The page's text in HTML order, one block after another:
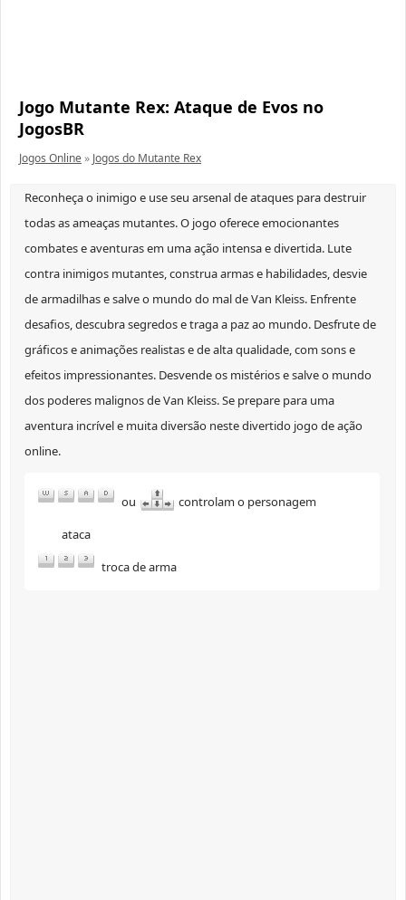
Jogo Mutante Rex: Ataque de Evos no
JogosBR
Jogos Online» Jogos do Mutante Rex
Reconheça o inimigo e use seu arsenal de ataques para destruir
todas as ameaças mutantes. O jogo oferece emocionantes
combates e aventuras em uma ação intensa e divertida. Lute
contra inimigos mutantes, construa armas e habilidades, desvie
de armadilhas e salve o mundo do mal de Van Kleiss. Enfrente
desafios, descubra segredos e traga a paz ao mundo. Desfrute de
gráficos e animações realistas e de alta qualidade, com sons e
efeitos impressionantes. Desvende os mistérios e salve o mundo
dos poderes malignos de Van Kleiss. Se prepare para uma
aventura incrível e muita diversão neste divertido jogo de ação
online.
ou
controlam o personagem
ataca
troca de arma